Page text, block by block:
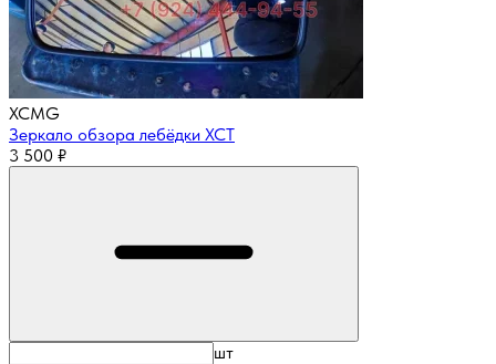
XCMG
Зеркало обзора лебёдки XCT
3 500 ₽
шт